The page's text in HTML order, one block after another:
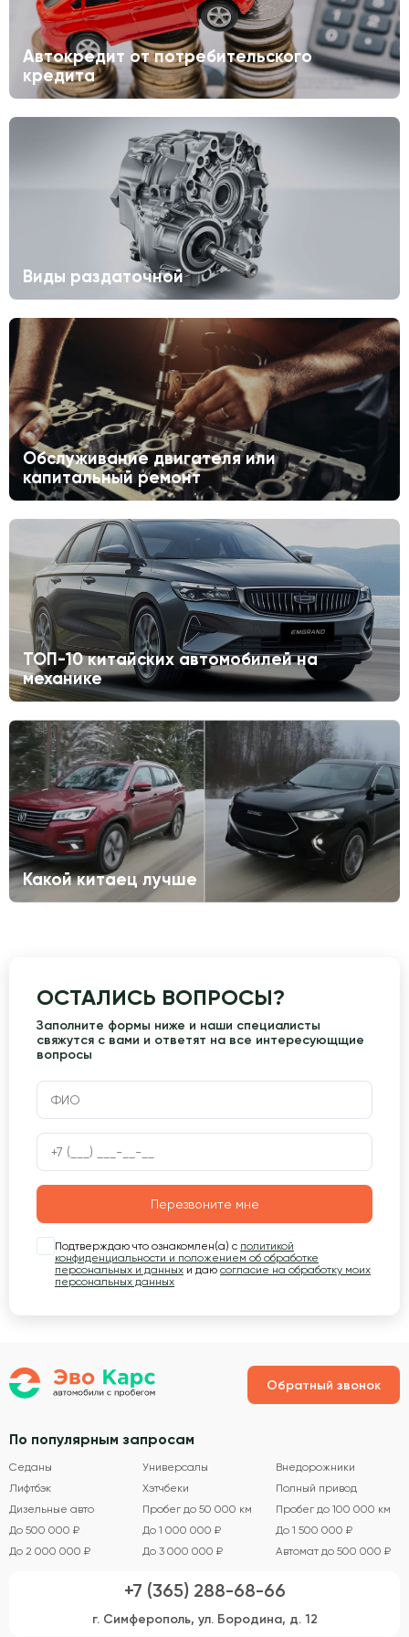
Автокредит от потребительского
кредита
Виды раздаточной
Обслуживание двигателя или
капитальный ремонт
ТОП-10 китайских автомобилей на
механике
Какой китаец лучше
ОСТАЛИСЬ ВОПРОСЫ?
Заполните формы ниже и наши специалисты
свяжутся с вами и ответят на все интересующщие
вопросы
Перезвоните мне
Подтверждаю что ознакомлен(а) с политикой
конфиденциальности и положением об обработке
персональных и данных и даю согласие на обработку моих
персональных данных
Обратный звонок
По популярным запросам
Седаны Универсалы
Внедорожники
Лифтбэк
Хэтчбеки
Полный привод
Дизельные авто
Пробег до 50 000 км
Пробег до 100 000 км
До 500 000 ₽
До 1 000 000 ₽
До 1 500 000 ₽
До 2 000 000 ₽
До 3 000 000 ₽ Автомат до 500 000 ₽
+7 (365) 288-68-66
г. Симферополь, ул. Бородина, д. 12